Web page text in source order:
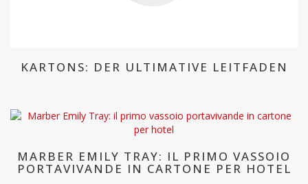
KARTONS: DER ULTIMATIVE LEITFADEN
MARBER EMILY TRAY: IL PRIMO VASSOIO
PORTAVIVANDE IN CARTONE PER HOTEL